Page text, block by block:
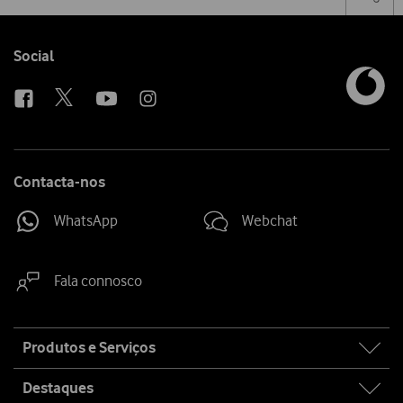
social
Follow
Social
Contacta-nos
WhatsApp Webchat
Fala connosco
map
Produtos e Serviços
Destaques